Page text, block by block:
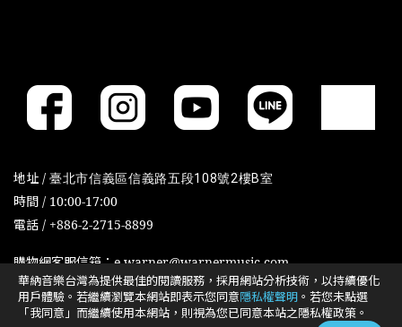
地址 / 臺北市信義區信義路五段108號2樓B室
時間 / 10:00-17:00
電話 / +886-2-2715-8899
購物網客服信箱：e-warner@warnermusic.com
華納音樂台灣為提供最佳的閱讀服務，採用網站分析技術，以持續優化
用戶體驗。若繼續瀏覽本網站即表示您同意隱私權聲明 。若您未點選
「我同意」而繼續使用本網站，則視為您已同意本站之隱私權政策。